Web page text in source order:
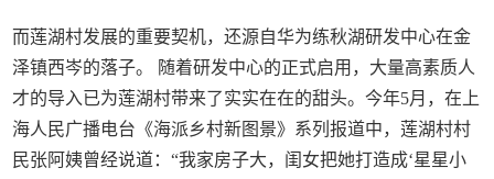
而莲湖村发展的重要契机，还源自华为练秋湖研发中心在金
泽镇西岑的落子。 随着研发中心的正式启用，大量高素质人
才的导入已为莲湖村带来了实实在在的甜头。今年5月，在上
海人民广播电台《海派乡村新图景》系列报道中，莲湖村村
民张阿姨曾经说道：“我家房子大，闺女把她打造成‘星星小